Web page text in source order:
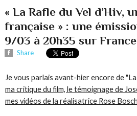
« La Rafle du Vel d’Hiv,
française » : une
9/03 à 20h35 sur
Share
Je vous parlais avant-hier encore de
ma critique du film, le témoignage de
mes vidéos de la réalisatrice Rose